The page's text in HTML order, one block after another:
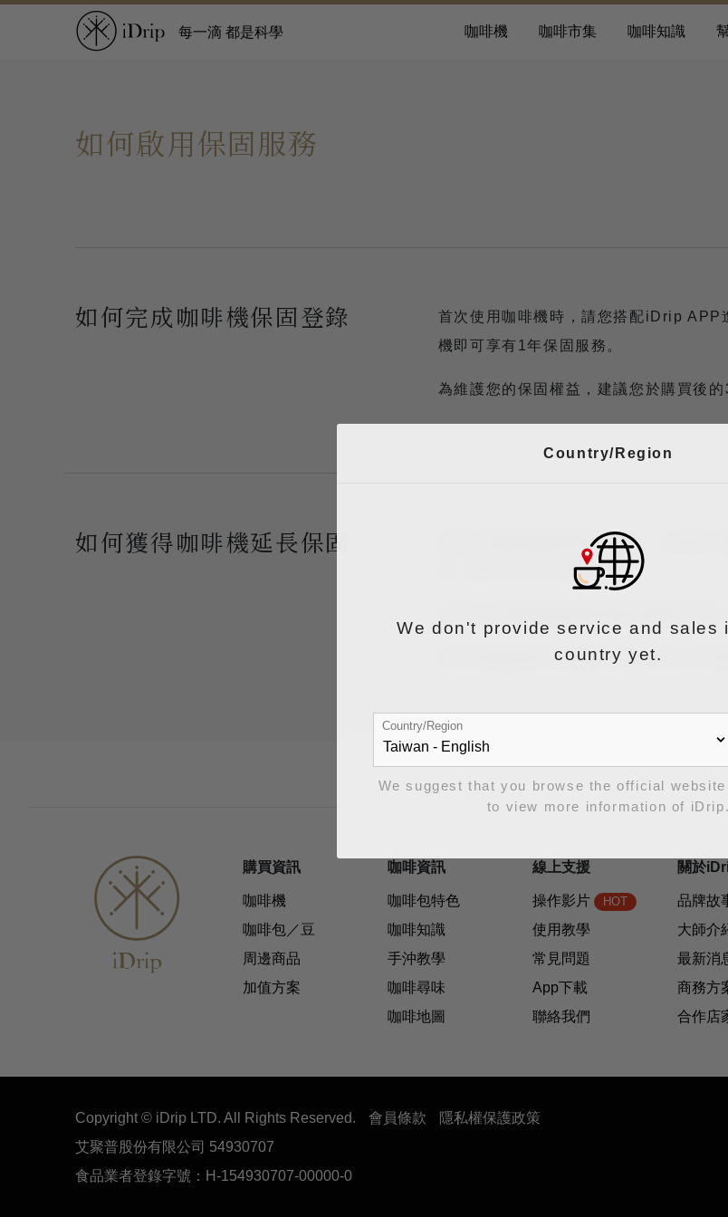
每一滴 都是科學 咖啡機 咖啡市集 咖啡知識
如何啟用保固服務
如何完成咖啡機保固登錄
首次使用咖啡機時，請您搭配iDrip APP
機即可享有1年保固服務。
為維護您的保固權益，建議您於購買後的
如何獲得咖啡機延長保固
若您已將咖啡機保固登錄完成，請您進
務，總共可享2年保固服務。
當您已完成咖啡機保固登錄及網路設定
延長保固服務目前僅適用於台灣及日本地
購買資訊
咖啡機
咖啡包／豆
周邊商品
加值方案
咖啡資訊
咖啡包特色
咖啡知識
手沖教學
咖啡尋味
咖啡地圖
線上支援
操作影片 HOT
使用教學
常見問題
App下載
聯絡我們
關於
品牌故
大師介
最新消
商務方
合作店
Copyright © iDrip LTD. All Rights Reserved. 會員條款
隱私權保護政策
艾聚普股份有限公司 54930707
食品業者登錄字號：H-154930707-00000-0
Country/Region
We don't provide service and sales
country yet.
Country/Region
We suggest that you browse the official
to view more information of iDrip.